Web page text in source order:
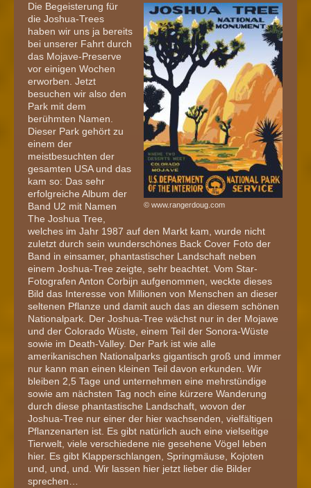
© www.rangerdoug.com
Die Begeisterung für
die Joshua-Trees
haben wir uns ja bereits
bei unserer Fahrt durch
das Mojave-Preserve
vor einigen Wochen
erworben. Jetzt
besuchen wir also den
Park mit dem
berühmten Namen.
Dieser Park gehört zu
einem der
meistbesuchten der
gesamten USA und das
kam so: Das sehr
erfolgreiche Album der
Band U2 mit Namen
The Joshua Tree,
welches im Jahr 1987 auf den Markt kam, wurde nicht
zuletzt durch sein wunderschönes Back Cover Foto der
Band in einsamer, phantastischer Landschaft neben
einem Joshua-Tree zeigte, sehr beachtet. Vom Star-
Fotografen Anton Corbijn aufgenommen, weckte dieses
Bild das Interesse von Millionen von Menschen an dieser
seltenen Pflanze und damit auch das an diesem schönen
Nationalpark. Der Joshua-Tree wächst nur in der Mojawe
und der Colorado Wüste, einem Teil der Sonora-Wüste
sowie im Death-Valley. Der Park ist wie alle
amerikanischen Nationalparks gigantisch groß und immer
nur kann man einen kleinen Teil davon erkunden. Wir
bleiben 2,5 Tage und unternehmen eine mehrstündige
sowie am nächsten Tag noch eine kürzere Wanderung
durch diese phantastische Landschaft, wovon der
Joshua-Tree nur einer der hier wachsenden, vielfältigen
Pflanzenarten ist. Es gibt natürlich auch eine vielseitige
Tierwelt, viele verschiedene nie gesehene Vögel leben
hier. Es gibt Klapperschlangen, Springmäuse, Kojoten
und, und, und. Wir lassen hier jetzt lieber die Bilder
sprechen…